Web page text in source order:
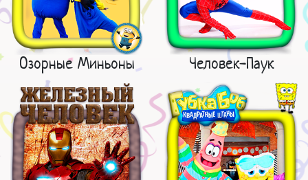
Озорные Миньоны Человек-Паук